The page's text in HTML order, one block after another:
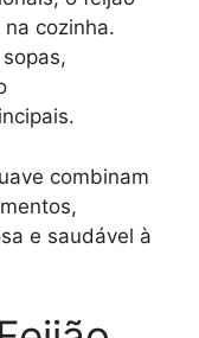
cozinha.
combinam
e saudável à